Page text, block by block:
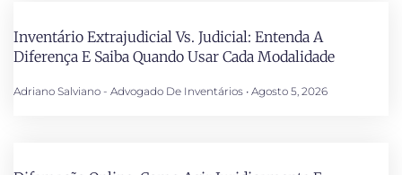
Inventário Extrajudicial Vs. Judicial: Entenda A
Diferença E Saiba Quando Usar Cada Modalidade
Adriano Salviano - Advogado De Inventários Agosto 5, 2026